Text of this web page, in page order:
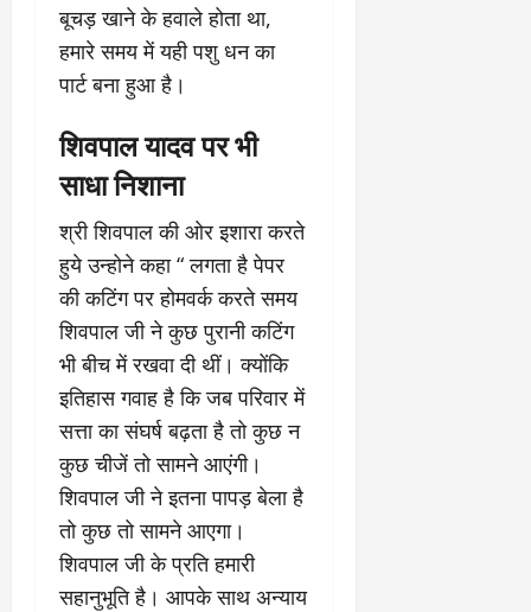
बूचड़ खाने के हवाले होता था,
हमारे समय में यही पशु धन का
पार्ट बना हुआ है।
शिवपाल यादव पर भी
साधा निशाना
श्री शिवपाल की ओर इशारा करते
हुये उन्होने कहा “ लगता है पेपर
की कटिंग पर होमवर्क करते समय
शिवपाल जी ने कुछ पुरानी कटिंग
भी बीच में रखवा दी थीं। क्योंकि
इतिहास गवाह है कि जब परिवार में
सत्ता का संघर्ष बढ़ता है तो कुछ न
कुछ चीजें तो सामने आएंगी।
शिवपाल जी ने इतना पापड़ बेला है
तो कुछ तो सामने आएगा।
शिवपाल जी के प्रति हमारी
सहानुभूति है। आपके साथ अन्याय